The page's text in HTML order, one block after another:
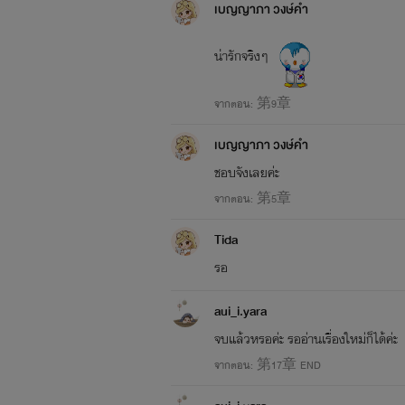
เบญญาภา วงษ์คำ
น่ารักจริงๆ
จากตอน: 第9章
เบญญาภา วงษ์คำ
ชอบจังเลยค่ะ
จากตอน: 第5章
Tida
รอ
aui_i.yara
จบแล้วหรอค่ะ รออ่านเรื่องใหม่ก็ได้ค่ะ
จากตอน: 第17章 END